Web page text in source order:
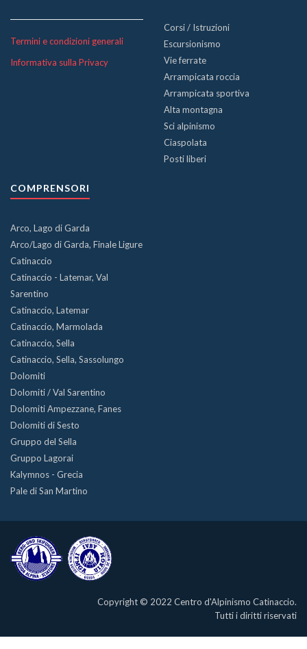
Termini e condizioni generali
Informativa sulla Privacy
Corsi / Istruzioni
Escursionismo
Vie ferrate
Arrampicata roccia
Arrampicata sportiva
Alta montagna
Sci alpinismo
Ciaspolata
Posti liberi
COMPRENSORI
Arco, Lago di Garda
Arco/Lago di Garda, Finale Ligure
Catinaccio
Catinaccio - Latemar, Val
Sarentino
Catinaccio, Latemar
Catinaccio, Marmolada
Catinaccio, Sella
Catinaccio, Sella, Sassolungo
Dolomiti
Dolomiti / Val Sarentino
Dolomiti Ampezzane, Fanes
Dolomiti di Sesto
Gruppo del Sella
Gruppo Lagorai
Kalymnos - Grecia
Pale di San Martino
Copyright © 2022 Centro d'Alpinismo Catinaccio.
Tutti i diritti riservati